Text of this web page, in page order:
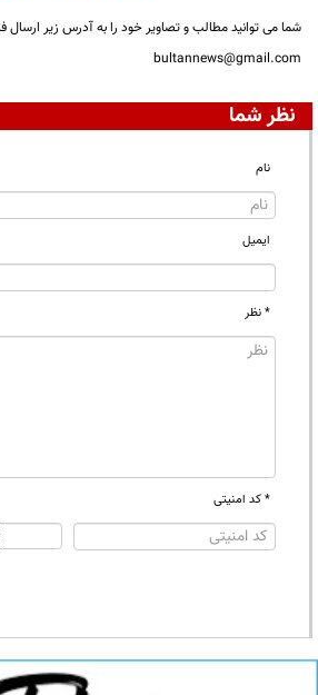
شما می توانید مطالب و تصاویر خود را به آدرس زیر ارسال
bultannews@gmail.com
نظر شما
نام
ایمیل
* نظر
* کد امنیتی